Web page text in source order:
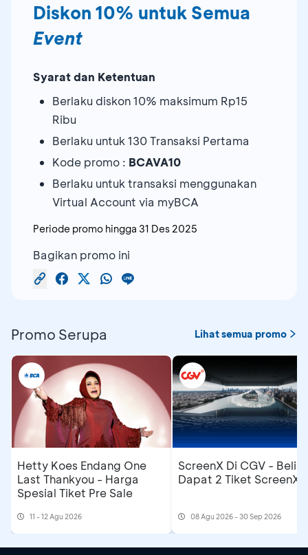
Diskon 10% untuk Semua
Event
Syarat dan Ketentuan
Berlaku diskon 10% maksimum Rp15
Ribu
Berlaku untuk 130 Transaksi Pertama
Kode promo : BCAVA10
Berlaku untuk transaksi menggunakan
Virtual Account via myBCA
Periode promo hingga 31 Des 2025
Bagikan promo ini
Promo Serupa Lihat semua promo
Hetty Koes Endang One
Last Thankyou - Harga
Spesial Tiket Pre Sale
11 - 12 Agu 2026
ScreenX Di CGV - Beli 1
Dapat 2 Tiket ScreenX
08 Agu 2026 - 30 Sep 2026